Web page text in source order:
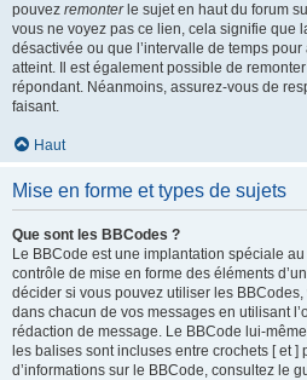
pouvez remonterle sujet en haut du forum
vous ne voyez pas ce lien, cela signifie que
désactivée ou que l’intervalle de temps
atteint. Il est également possible de
répondant. Néanmoins, assurez-vous de
faisant.
Haut
Mise en forme et types de sujets
Que sont les BBCodes ?
Le BBCode est une implantation spéciale
contrôle de mise en forme des éléments
décider si vous pouvez utiliser les
dans chacun de vos messages en utilisant
rédaction de message. Le BBCode lui-
les balises sont incluses entre crochets [ et ]
d’informations sur le BBCode, consultez le